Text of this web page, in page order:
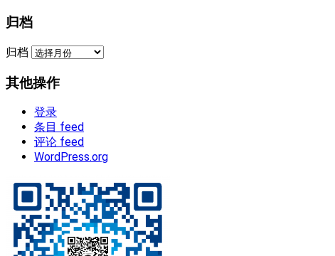
归档
归档
其他操作
登录
条目 feed
评论 feed
WordPress.org